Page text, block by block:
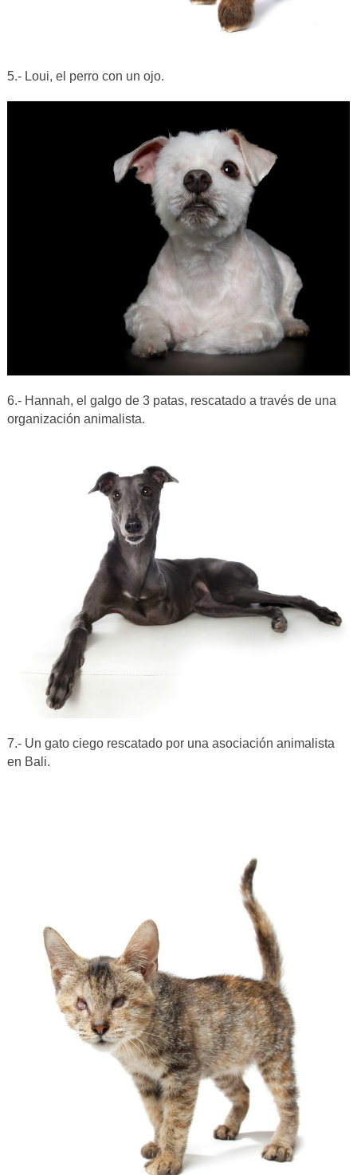
5.- Loui, el perro con un ojo.
6.- Hannah, el galgo de 3 patas, rescatado a través de una
organización animalista.
7.- Un gato ciego rescatado por una asociación animalista
en Bali.